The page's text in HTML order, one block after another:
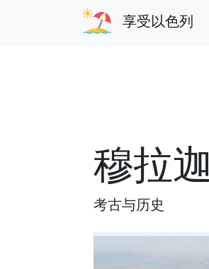
享受以色列
穆拉迦
考古与历史